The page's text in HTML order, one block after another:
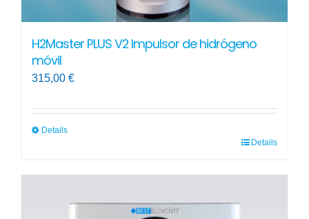
H2Master PLUS V2 Impulsor de hidrógeno
móvil
315,00 €
Details
múltiples
Details